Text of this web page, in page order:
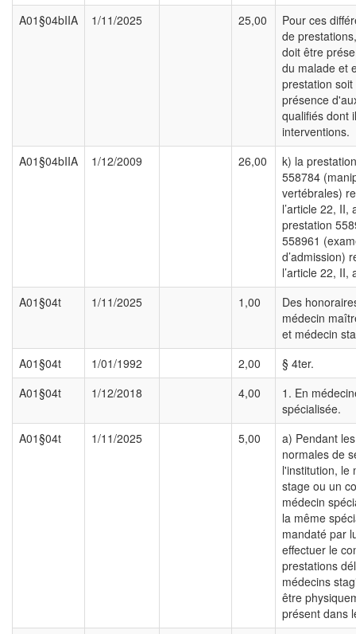
A01§04bIIA
1/11/2025 25,00
Pour ces
de
doit être
du malade et
prestation
présence
qualifiés dont
interventions.
A01§04bIIA
1/12/2009 26,00
k) la
558784
vertébrales)
l’article 22, II,
prestation
558961
d’admission)
l’article 22, II,
A01§04t
1/11/2025 1,00
Des
médecin
et médecin
A01§04t
1/01/1992 2,00
§ 4ter.
A01§04t
1/12/2018 4,00
1. En
spécialisée.
A01§04t
1/11/2025 5,00
a) Pendant
normales de
l'institution, le
stage ou un
médecin
la même
mandaté par
effectuer le
prestations
médecins
être
présent dans